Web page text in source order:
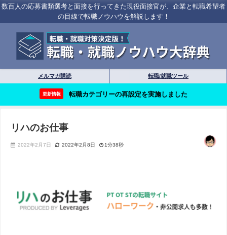
数百人の応募書類選考と面接を行ってきた現役面接官が、企業と転職希望者
の目線で転職ノウハウを解説します！
メルマガ購読 転職/就職ツール
更新情報 転職カテゴリーの再設定を実施しました
リハのお仕事
2022年2月7日 2022年2月8日 1分38秒